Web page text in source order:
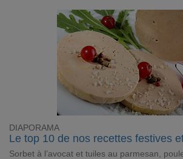
DIAPORAMA
Le top 10 de nos recettes festives
Sorbet à l’avocat et tuiles au parmesan,